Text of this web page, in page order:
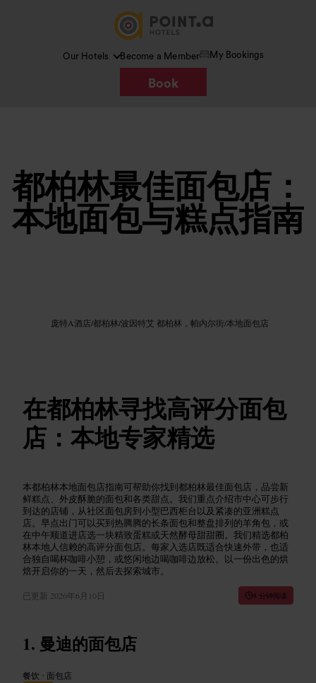
Our Hotels Become a Member My Bookings
Book
都柏林最佳面包店：
本地面包与糕点指南
庞特A酒店/都柏林/波因特艾 都柏林，帕内尔街/本地面包店
在都柏林寻找高评分面包
店：本地专家精选
本都柏林本地面包店指南可帮助你找到都柏林最佳面包店，品尝新
鲜糕点、外皮酥脆的面包和各类甜点。我们重点介绍市中心可步行
到达的店铺，从社区面包房到小型巴西柜台以及紧凑的亚洲糕点
店。早点出门可以买到热腾腾的长条面包和整盘排列的羊角包，或
在中午顺道进店选一块精致蛋糕或天然酵母甜甜圈。我们精选都柏
林本地人信赖的高评分面包店。每家入选店既适合快速外带，也适
合独自喝杯咖啡小憩，或悠闲地边喝咖啡边放松。以一份出色的烘
焙开启你的一天，然后去探索城市。
已更新 2026年6月10日 8 分钟阅读
曼迪的面包店
餐饮 • 面包店